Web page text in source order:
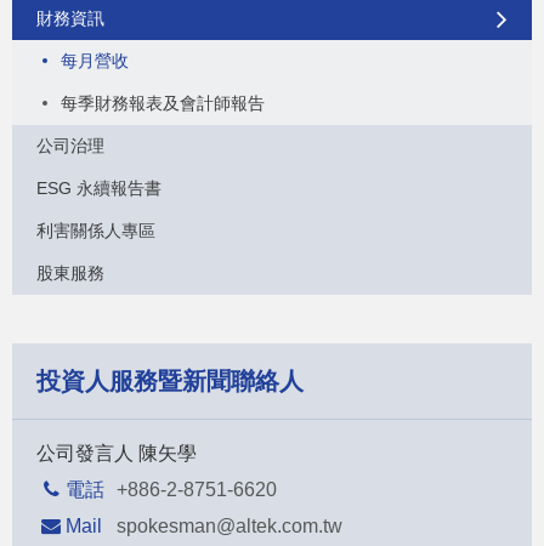
財務資訊
每月營收
每季財務報表及會計師報告
公司治理
ESG 永續報告書
利害關係人專區
股東服務
投資人服務暨新聞聯絡人
公司發言人 陳矢學
電話 +886-2-8751-6620
Mail
spokesman@altek.com.tw